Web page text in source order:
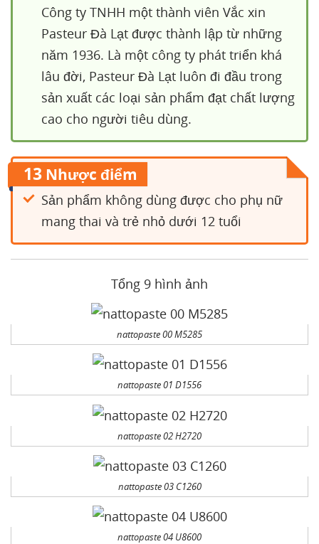
Công ty TNHH một thành viên Vắc xin
Pasteur Đà Lạt được thành lập từ những
năm 1936. Là một công ty phát triển khá
lâu đời, Pasteur Đà Lạt luôn đi đầu trong
sản xuất các loại sản phẩm đạt chất lượng
cao cho người tiêu dùng.
13 Nhược điểm
Sản phẩm không dùng được cho phụ nữ
mang thai và trẻ nhỏ dưới 12 tuổi
Tổng 9 hình ảnh
nattopaste 00 M5285
nattopaste 01 D1556
nattopaste 02 H2720
nattopaste 03 C1260
nattopaste 04 U8600